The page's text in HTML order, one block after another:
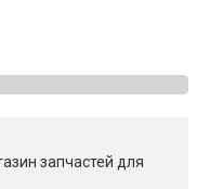
запчастей для